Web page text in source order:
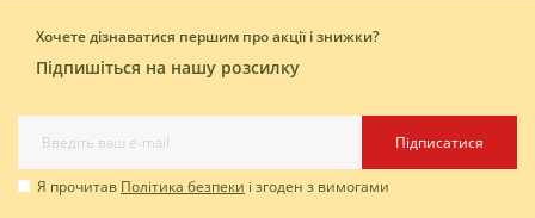
Хочете дізнаватися першим про акції і знижки?
Підпишіться на нашу розсилку
Підписатися
Я прочитав Політика безпеки і згоден з вимогами